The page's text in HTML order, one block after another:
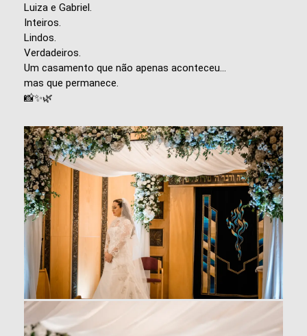
Luiza e Gabriel.
Inteiros.
Lindos.
Verdadeiros.
Um casamento que não apenas aconteceu…
mas que permanece.
📸✨🌿